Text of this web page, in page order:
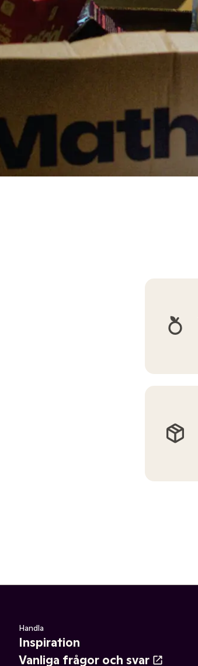
Handla
Inspiration
Vanliga frågor och svar